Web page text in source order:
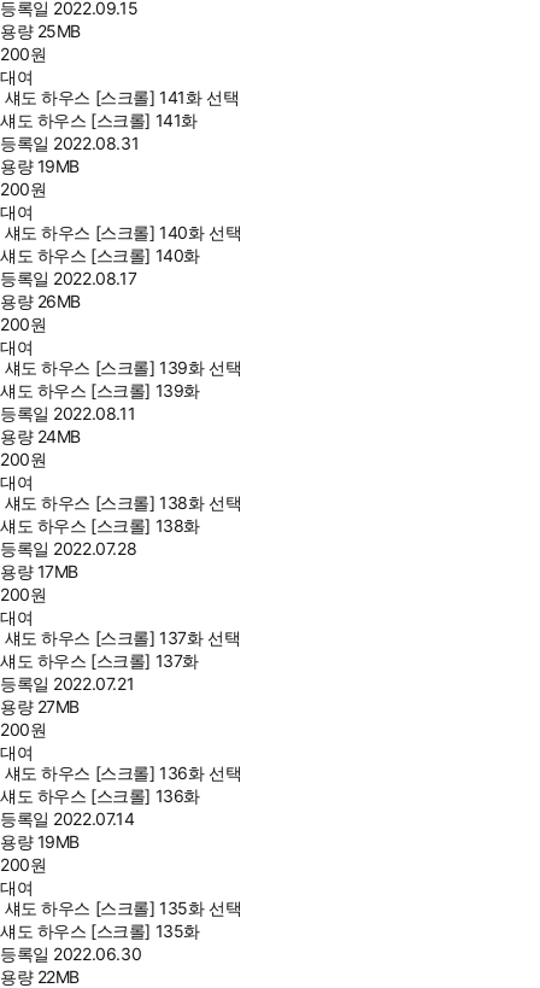
등록일 2022.09.15
용량 25MB
200원
대여
섀도 하우스 [스크롤] 141화 선택
섀도 하우스 [스크롤] 141화
등록일 2022.08.31
용량19MB
200원
대여
섀도 하우스 [스크롤] 140화 선택
섀도 하우스 [스크롤] 140화
등록일 2022.08.17
용량 26MB
200원
대여
섀도 하우스 [스크롤] 139화 선택
섀도 하우스 [스크롤] 139화
등록일 2022.08.11
용량 24MB
200원
대여
섀도 하우스 [스크롤] 138화 선택
섀도 하우스 [스크롤] 138화
등록일 2022.07.28
용량17MB
200원
대여
섀도 하우스 [스크롤] 137화 선택
섀도 하우스 [스크롤] 137화
등록일 2022.07.21
용량 27MB
200원
대여
섀도 하우스 [스크롤] 136화 선택
섀도 하우스 [스크롤] 136화
등록일 2022.07.14
용량19MB
200원
대여
섀도 하우스 [스크롤] 135화 선택
섀도 하우스 [스크롤] 135화
등록일 2022.06.30
용량 22MB